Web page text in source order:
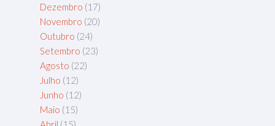
Dezembro (17)
Novembro (20)
Outubro (24)
Setembro (23)
Agosto (22)
Julho (12)
Junho (12)
Maio (15)